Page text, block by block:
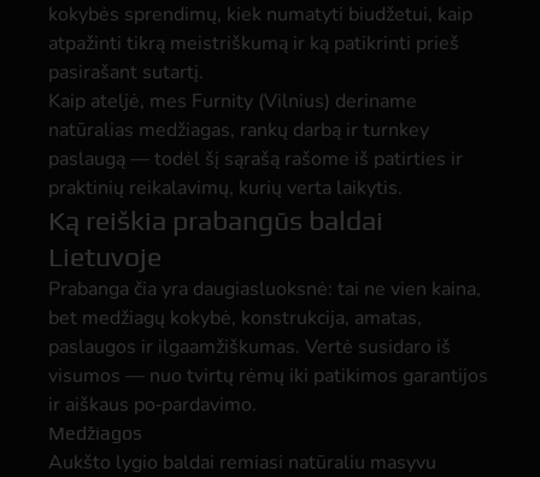
kokybės sprendimų, kiek numatyti biudžetui, kaip
atpažinti tikrą meistriškumą ir ką patikrinti prieš
pasirašant sutartį.
Kaip ateljė, mes Furnity (Vilnius) deriname
natūralias medžiagas, rankų darbą ir turnkey
paslaugą — todėl šį sąrašą rašome iš patirties ir
praktinių reikalavimų, kurių verta laikytis.
Ką reiškia prabangūs baldai
Lietuvoje
Prabanga čia yra daugiasluoksnė: tai ne vien kaina,
bet medžiagų kokybė, konstrukcija, amatas,
paslaugos ir ilgaamžiškumas. Vertė susidaro iš
visumos — nuo tvirtų rėmų iki patikimos garantijos
ir aiškaus po‑pardavimo.
Medžiagos
Aukšto lygio baldai remiasi natūraliu masyvu